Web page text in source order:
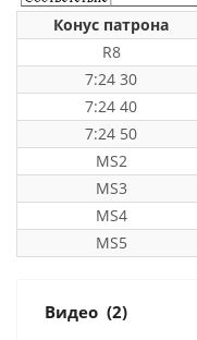
Конус патрона
R8
7:24 30
7:24 40
7:24 50
MS2
MS3
MS4
MS5
Видео (2)